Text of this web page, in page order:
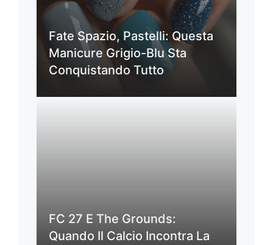
Fate Spazio, Pastelli: Questa
Manicure Grigio-Blu Sta
Conquistando Tutto
FC 27 E The Grounds:
Quando Il Calcio Incontra La